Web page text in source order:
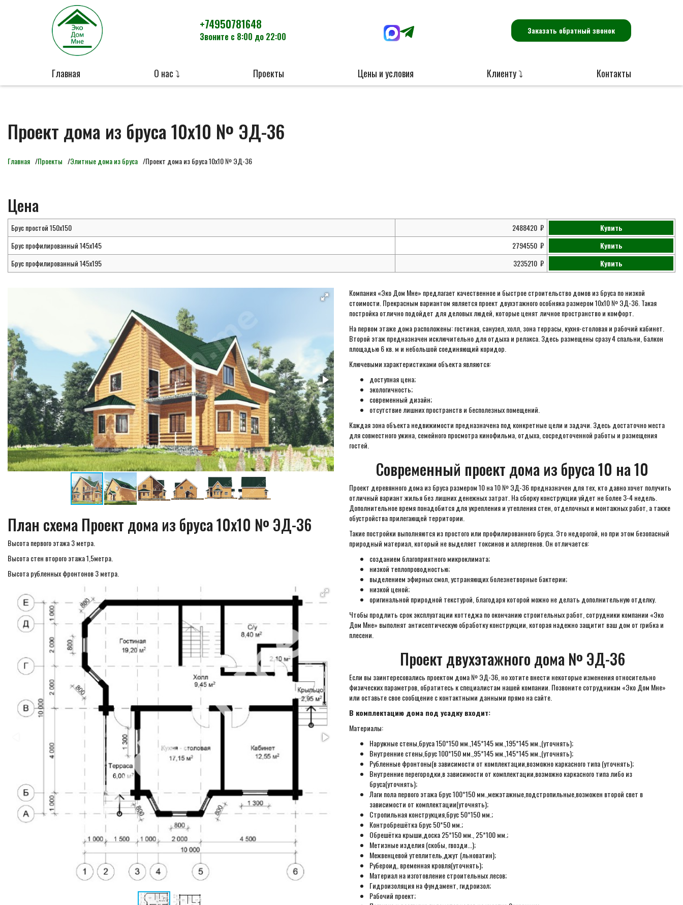
+74950781648
Звоните с 8:00 до 22:00
Заказать обратный звонок
Главная О нас ⤵ Проекты Цены и условия Клиенту ⤵ Контакты
Проект дома из бруса 10х10 № ЭД-36
Главная Проекты Элитные дома из бруса Проект дома из бруса 10х10 № ЭД-36
Цена
Брус простой 150х150 2488420
Купить
Брус профилированный 145х145
2794550
Купить
Брус профилированный 145х195
3235210 Купить
План схема Проект дома из бруса 10х10 № ЭД-36
Высота первого этажа 3 метра.
Высота стен второго этажа 1,5метра.
Высота рубленных фронтонов 3 метра.
Компания «Эко Дом Мне» предлагает качественное и быстрое строительство домов из бруса по низкой
стоимости. Прекрасным вариантом является проект двухэтажного особняка размером 10х10 № ЭД-36. Такая
постройка отлично подойдет для деловых людей, которые ценят личное пространство и комфорт.
На первом этаже дома расположены: гостиная, санузел, холл, зона террасы, кухня-столовая и рабочий кабинет.
Второй этаж предназначен исключительно для отдыха и релакса. Здесь размещены сразу 4 спальни, балкон
площадью 6 кв. м и небольшой соединяющий коридор.
Ключевыми характеристиками объекта являются:
доступная цена;
экологичность;
современный дизайн;
отсутствие лишних пространств и бесполезных помещений.
Каждая зона объекта недвижимости предназначена под конкретные цели и задачи. Здесь достаточно места
для совместного ужина, семейного просмотра кинофильма, отдыха, сосредоточенной работы и размещения
гостей.
Современный проект дома из бруса 10 на 10
Проект деревянного дома из бруса размером 10 на 10 № ЭД-36 предназначен для тех, кто давно хочет получить
отличный вариант жилья без лишних денежных затрат. На сборку конструкции уйдет не более 3-4 недель.
Дополнительное время понадобится для укрепления и утепления стен, отделочных и монтажных работ, а также
обустройства прилегающей территории.
Такие постройки выполняются из простого или профилированного бруса. Это недорогой, но при этом безопасный
природный материал, который не выделяет токсинов и аллергенов. Он отличается:
созданием благоприятного микроклимата;
низкой теплопроводностью;
выделением эфирных смол, устраняющих болезнетворные бактерии;
низкой ценой;
оригинальной природной текстурой, благодаря которой можно не делать дополнительную отделку.
Чтобы продлить срок эксплуатации коттеджа по окончанию строительных работ, сотрудники компании «Эко
Дом Мне» выполнят антисептическую обработку конструкции, которая надежно защитит ваш дом от грибка и
плесени.
Проект двухэтажного дома № ЭД-36
Если вы заинтересовались проектом дома № ЭД-36, но хотите внести некоторые изменения относительно
физических параметров, обратитесь к специалистам нашей компании. Позвоните сотрудникам «Эко Дом Мне»
или оставьте свое сообщение с контактными данными прямо на сайте.
В комплектацию дома под усадку входит:
Материалы:
Наружные стены,бруса 150*150 мм.,145*145 мм.,195*145 мм.,(уточнять);
Внутренние стены,брус 100*150 мм.,95*145 мм.,145*145 мм.,(уточнять);
Рубленные фронтоны(в зависимости от комплектации,возможно каркасного типа (уточнять);
Внутренние перегородки,в зависимости от комплектации,возможно каркасного типа либо из
бруса(уточнять);
Лаги пола первого этажа брус 100*150 мм.,межэтажные,подстропильные,возможен второй свет в
зависимости от комплектации(уточнять);
Стропильная конструкция,брус 50*150 мм.;
Контробрешётка брус 50*50 мм.;
Обрешётка крыши,доска 25*150 мм., 25*100 мм.;
Метизные изделия (скобы, гвозди...);
Межвенцевой утеплитель,джут (льноватин);
Рубероид, временная кровля(уточнять);
Материал на изготовление строительных лесов;
Гидроизоляция на фундамент, гидроизол;
Рабочий проект;